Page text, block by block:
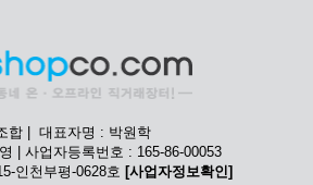
합 | 대표자명 : 박원학
| 사업자등록번호 : 165-86-00053
인천부평-0628호 [사업자정보확인]